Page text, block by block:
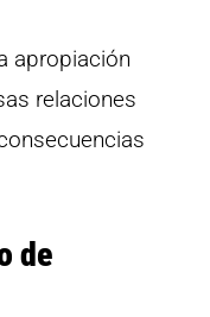
apropiación
relaciones
de